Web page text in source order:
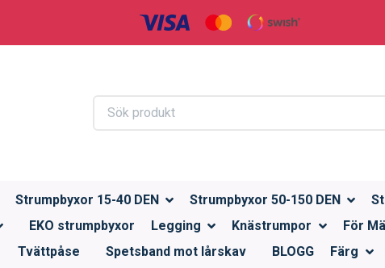
Strumpbyxor 15-40 DEN Strumpbyxor 50-150 DEN
EKO strumpbyxor Legging Knästrumpor
För
Tvättpåse Spetsband mot lårskav BLOGG
Färg